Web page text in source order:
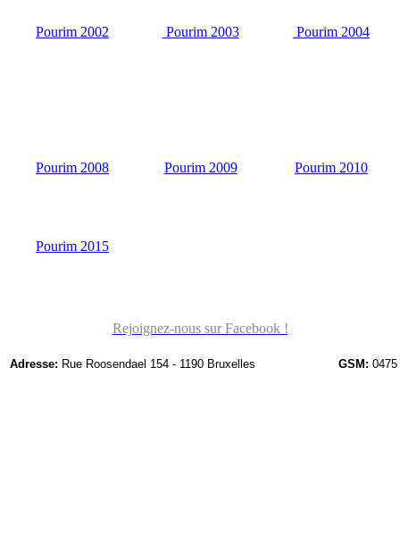
Pourim 2002 Pourim 2003 Pourim 2004
Pourim 2008 Pourim 2009 Pourim 2010
Pourim 2015
Rejoignez-nous sur Facebook !
Adresse: Rue Roosendael 154 - 1190 Bruxelles GSM: